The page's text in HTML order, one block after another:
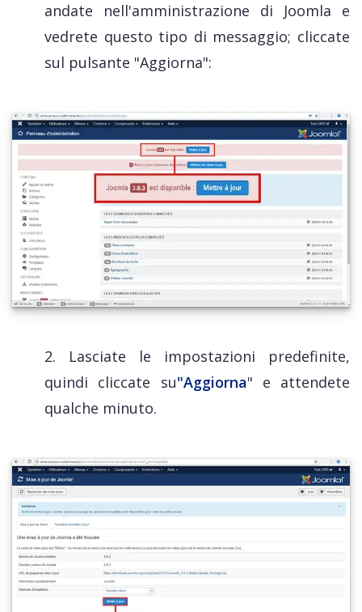
andate nell'amministrazione di Joomla e
vedrete questo tipo di messaggio; cliccate
sul pulsante "Aggiorna":
2. Lasciate le impostazioni predefinite,
quindi cliccate su"Aggiorna" e attendete
qualche minuto.